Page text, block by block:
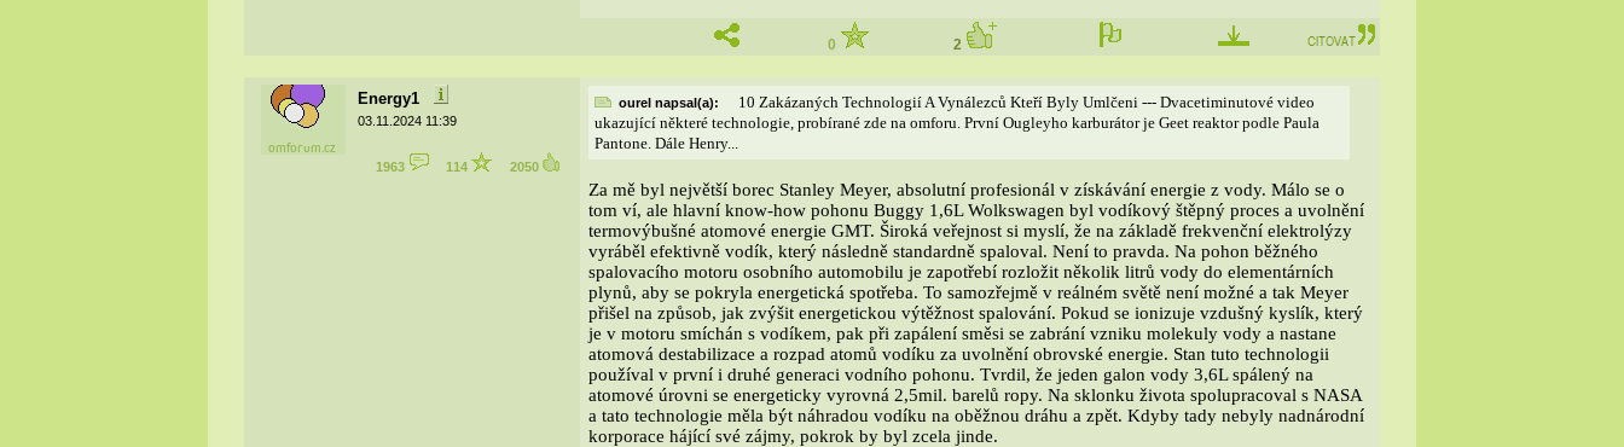
0 2
Energy1
03.11.2024 11:39
1963 114 2050
ourel napsal(a):
10 Zakázaných Technologií A Vynálezců Kteří Byly Umlčeni --- Dvacetiminutové video
ukazující některé technologie, probírané zde na omforu. První Ougleyho karburátor je Geet reaktor podle Paula
Pantone. Dále Henry...
Za mě byl největší borec Stanley Meyer, absolutní profesionál v získávání energie z vody. Málo se o
tom ví, ale hlavní know-how pohonu Buggy 1,6L Wolkswagen byl vodíkový štěpný proces a uvolnění
termovýbušné atomové energie GMT. Široká veřejnost si myslí, že na základě frekvenční elektrolýzy
vyráběl efektivně vodík, který následně standardně spaloval. Není to pravda. Na pohon běžného
spalovacího motoru osobního automobilu je zapotřebí rozložit několik litrů vody do elementárních
plynů, aby se pokryla energetická spotřeba. To samozřejmě v reálném světě není možné a tak Meyer
přišel na způsob, jak zvýšit energetickou výtěžnost spalování. Pokud se ionizuje vzdušný kyslík, který
je v motoru smíchán s vodíkem, pak při zapálení směsi se zabrání vzniku molekuly vody a nastane
atomová destabilizace a rozpad atomů vodíku za uvolnění obrovské energie. Stan tuto technologii
používal v první i druhé generaci vodního pohonu. Tvrdil, že jeden galon vody 3,6L spálený na
atomové úrovni se energeticky vyrovná 2,5mil. barelů ropy. Na sklonku života spolupracoval s NASA
a tato technologie měla být náhradou vodíku na oběžnou dráhu a zpět. Kdyby tady nebyly nadnárodní
korporace hájící své zájmy, pokrok by byl zcela jinde.